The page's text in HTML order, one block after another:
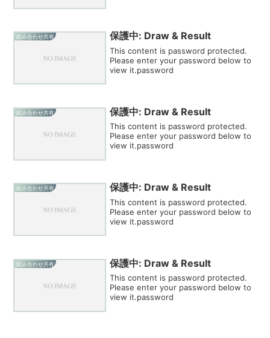
組み合わせ共有 保護中: Draw & Result
This content is password protected.
Please enter your password below to
view it.password
組み合わせ共有 保護中: Draw & Result
This content is password protected.
Please enter your password below to
view it.password
組み合わせ共有 保護中: Draw & Result
This content is password protected.
Please enter your password below to
view it.password
組み合わせ共有 保護中: Draw & Result
This content is password protected.
Please enter your password below to
view it.password